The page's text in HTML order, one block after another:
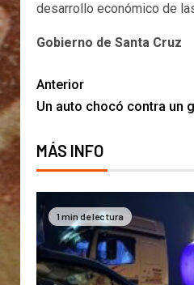
desarrollo económico de
Gobierno de Santa Cruz
Anterior
Un auto chocó contra un
MÁS INFO
1 min de lectura